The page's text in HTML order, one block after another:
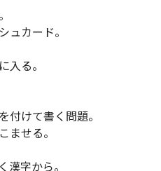
ュカード。
入る。
けて書く問題。
ませる。
字から。